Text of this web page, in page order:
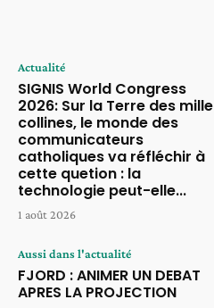
Actualité
SIGNIS World Congress
2026: Sur la Terre des mille
collines, le monde des
communicateurs
catholiques va réfléchir à
cette quetion : la
technologie peut-elle...
1 août 2026
Aussi dans l'actualité
FJORD : ANIMER UN DEBAT
APRES LA PROJECTION